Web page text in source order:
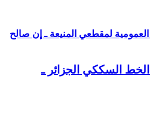
لمقطعي المنيعة ـ إن صالح
السككي الجزائر ـ